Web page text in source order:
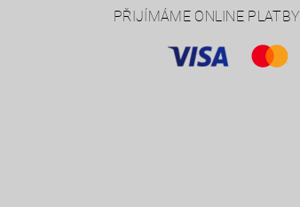
PŘIJÍMÁME ONLINE PLATBY